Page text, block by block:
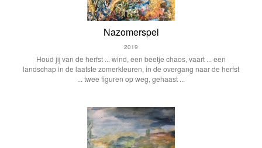
Nazomerspel
2019
Houd jij van de herfst ... wind, een beetje chaos, vaart ... een
landschap in de laatste zomerkleuren, in de overgang naar de herfst
... twee figuren op weg, gehaast ...